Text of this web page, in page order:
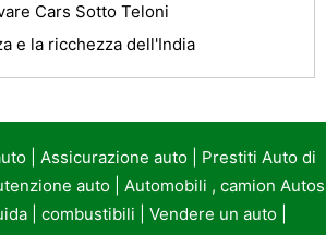
Cars Sotto Teloni
e la ricchezza dell'India
Assicurazione auto
Prestiti Auto di
auto
Automobili , camion Autos
| combustibili Vendere un auto|